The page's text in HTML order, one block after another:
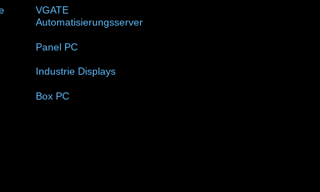
VGATE
Automatisierungsserver
Panel PC
Industrie Displays
Box PC